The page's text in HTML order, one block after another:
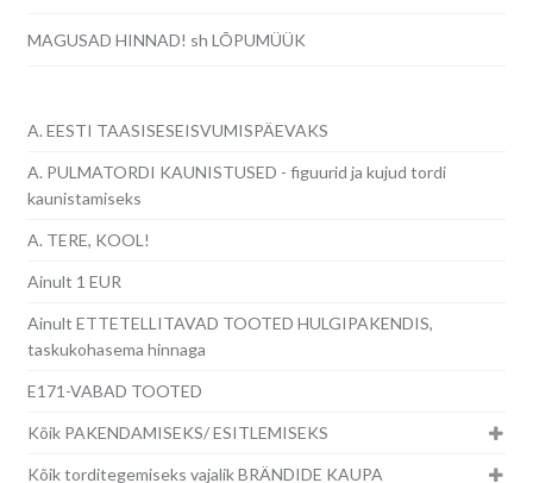
MAGUSAD HINNAD! sh LÕPUMÜÜK
A. EESTI TAASISESEISVUMISPÄEVAKS
A. PULMATORDI KAUNISTUSED - figuurid ja kujud tordi
kaunistamiseks
A. TERE, KOOL!
Ainult 1 EUR
Ainult ETTETELLITAVAD TOOTED HULGIPAKENDIS,
taskukohasema hinnaga
E171-VABAD TOOTED
Kõik PAKENDAMISEKS/ ESITLEMISEKS
Kõik torditegemiseks vajalik BRÄNDIDE KAUPA